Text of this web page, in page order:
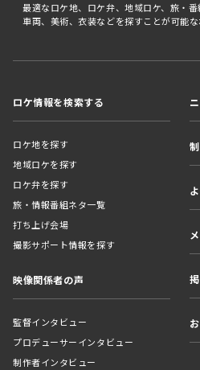
最適なロケ地、ロケ弁、地域ロケ、旅・番
車両、美術、衣装などを探すことが可能な
ロケ情報を検索する
ロケ地を探す
地域ロケを探す
ロケ弁を探す
旅・情報番組ネタ一覧
打ち上げ会場
撮影サポート情報を探す
映像関係者の声
監督インタビュー
プロデューサーインタビュー
制作者インタビュー